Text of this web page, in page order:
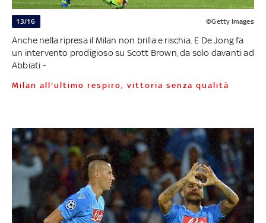
13/16 ©Getty Images
Anche nella ripresa il Milan non brilla e rischia. E De Jong fa
un intervento prodigioso su Scott Brown, da solo davanti ad
Abbiati -
Milan all'ultimo respiro, vittoria senza qualità